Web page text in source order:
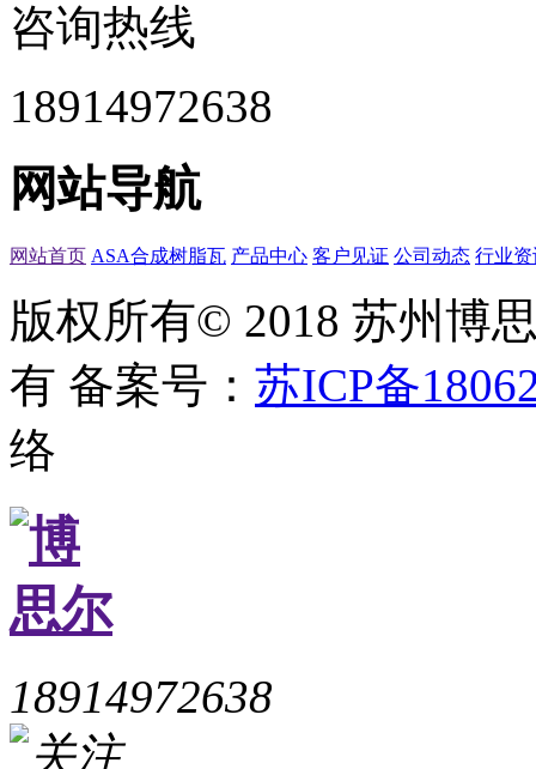
咨询热线
18914972638
网站导航
网站首页 ASA合成树脂瓦 产品中心 客户见证 公司动态 行业资
版权所有© 2018 苏州博
有 备案号： 苏ICP备
络
18914972638